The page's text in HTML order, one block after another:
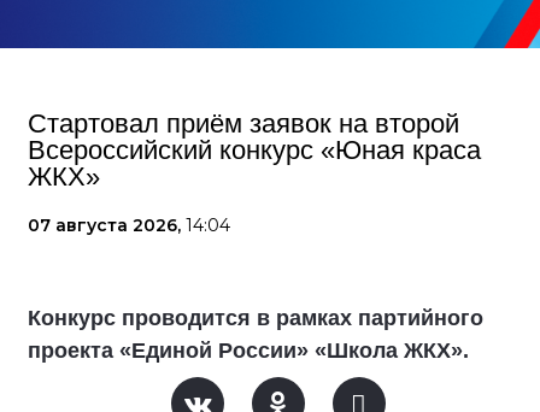
Стартовал приём заявок на второй
Всероссийский конкурс «Юная краса
ЖКХ»
07 августа 2026, 14:04
Конкурс проводится в рамках партийного
проекта «Единой России» «Школа ЖКХ».